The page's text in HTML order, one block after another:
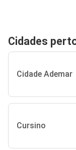
Cidades
Cidade Ademar
Cursino